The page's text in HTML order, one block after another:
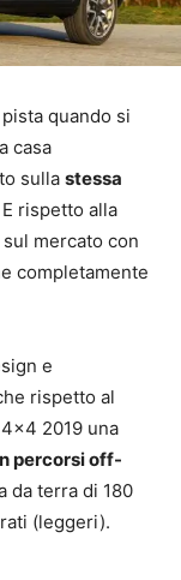
quando si
casa
sulla stessa
E rispetto alla
mercato con
completamente
e
rispetto al
2019 una
percorsi off-
da terra di 180
(leggeri).